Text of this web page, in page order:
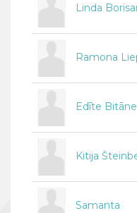
Linda
Ramona
Edīte Bitāne
Kitija
Samanta